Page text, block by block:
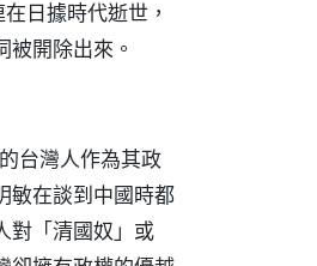
日據時代逝世，
開除出來。
台灣人作為其政
敏在談到中國時都
對「清國奴」或